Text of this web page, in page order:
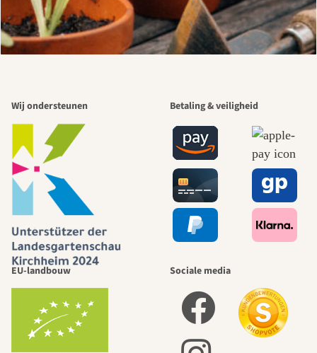
Wij ondersteunen Betaling & veiligheid
EU-landbouw Sociale media